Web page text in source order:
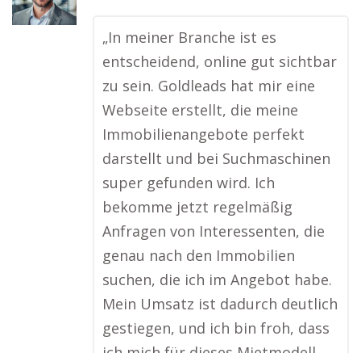
„In meiner Branche ist es
entscheidend, online gut sichtbar
zu sein. Goldleads hat mir eine
Webseite erstellt, die meine
Immobilienangebote perfekt
darstellt und bei Suchmaschinen
super gefunden wird. Ich
bekomme jetzt regelmäßig
Anfragen von Interessenten, die
genau nach den Immobilien
suchen, die ich im Angebot habe.
Mein Umsatz ist dadurch deutlich
gestiegen, und ich bin froh, dass